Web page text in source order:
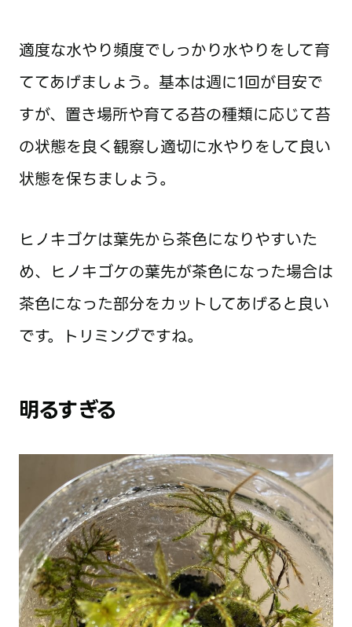
適度な水やり頻度でしっかり水やりをして育
ててあげましょう。基本は週に1回が目安で
すが、置き場所や育てる苔の種類に応じて苔
の状態を良く観察し適切に水やりをして良い
状態を保ちましょう。
ヒノキゴケは葉先から茶色になりやすいた
め、ヒノキゴケの葉先が茶色になった場合は
茶色になった部分をカットしてあげると良い
です。トリミングですね。
明るすぎる